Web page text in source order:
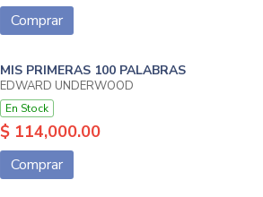
Comprar
MIS PRIMERAS 100 PALABRAS
EDWARD UNDERWOOD
En Stock
$ 114,000.00
Comprar